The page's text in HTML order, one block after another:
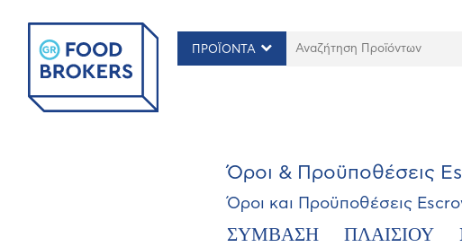
ΠΡΟΪΟΝΤΑ
Όροι & Προϋποθέσεις
Όροι και Προϋποθέσεις
ΣΥΜΒΑΣΗΠΛΑΙΣΙΟΥ